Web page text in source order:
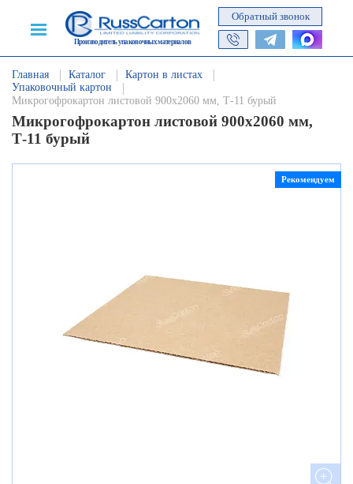
Производитель упаковочных материалов
Обратный звонок
Главная Каталог
Картон в листах
Упаковочный картон
Микрогофрокартон листовой 900х2060 мм, Т-11 бурый
Микрогофрокартон листовой 900х2060 мм,
Т-11 бурый
Рекомендуем